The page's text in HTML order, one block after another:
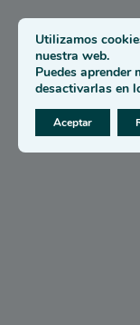
Utilizamos
nuestra web.
Puedes aprender
desactivarlas en
Aceptar